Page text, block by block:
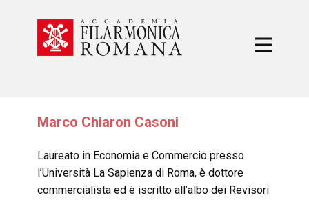
Marco Chiaron Casoni
Laureato in Economia e Commercio presso
l’Università La Sapienza di Roma, è dottore
commercialista ed è iscritto all’albo dei Revisori